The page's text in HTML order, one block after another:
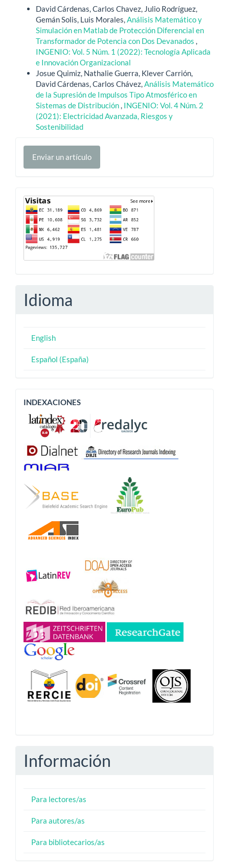
David Cárdenas, Carlos Chavez, Julio Rodríguez,
Gemán Solis, Luis Morales, Análisis Matemático y
Simulación en Matlab de Protección Diferencial en
Transformador de Potencia con Dos Devanados
INGENIO: Vol. 5 Núm. 1 (2022): Tecnología Aplicada
e Innovación Organizacional
Josue Quimiz, Nathalie Guerra, Klever Carrión,
David Cárdenas, Carlos Chávez, Análisis Matemático
de la Supresión de Impulsos Tipo Atmosférico en
Sistemas de Distribución INGENIO: Vol. 4 Núm. 2
(2021): Electricidad Avanzada, Riesgos y
Sostenibilidad
Enviar
unEnviar un artículo
Contador
Idioma
English
Español (España)
Indexaciones
INDEXACIONES
Información
Para lectores/as
Para autores/as
Para bibliotecarios/as